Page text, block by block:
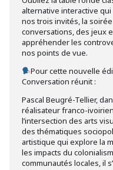
alternative interactive
nos trois invités, la
conversations, des jeux
appréhender les
nos points de vue.
Pour cette nouvelle
Conversation réunit :
Pascal Beugré-Tellier,
réalisateur franco-
l’intersection des arts
des thématiques
artistique qui explore la
les impacts du
communautés locales, il